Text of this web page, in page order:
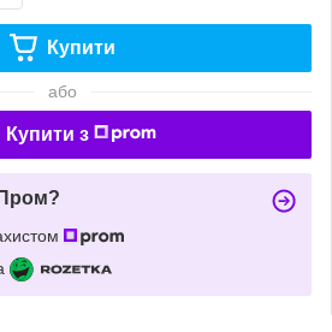
Купити
або
Купити з